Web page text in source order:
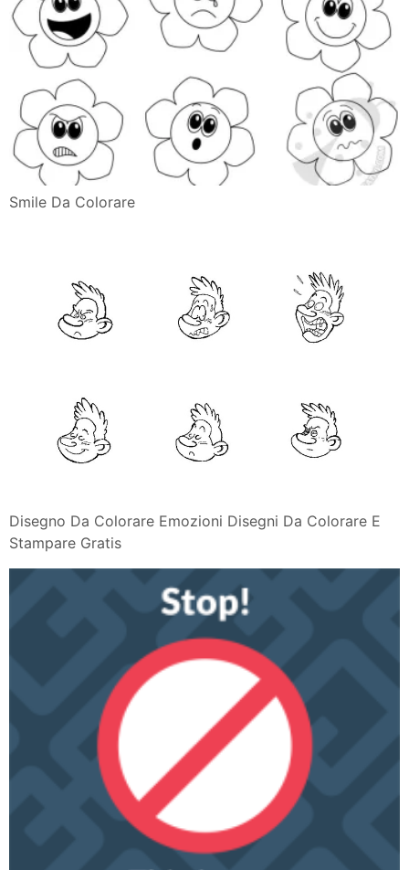
Smile Da Colorare
Disegno Da Colorare Emozioni Disegni Da Colorare E
Stampare Gratis